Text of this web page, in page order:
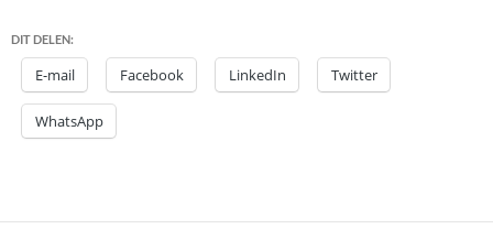
DIT DELEN:
E-mail Facebook LinkedIn Twitter
WhatsApp